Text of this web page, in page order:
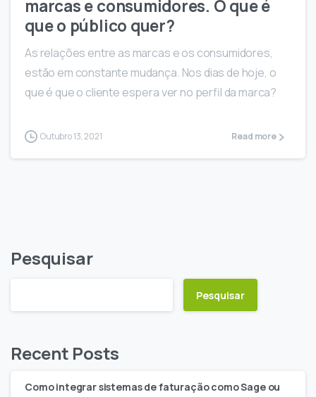
marcas e consumidores. O que é
que o público quer?
As relações entre as marcas e os consumidores,
estão em constante mudança. Nos dias de hoje, o
que é que o cliente espera ver no perfil da marca?
Outubro 13, 2021 Read more
Pesquisar
Pesquisar
Recent Posts
Como integrar sistemas de faturação como Sage ou